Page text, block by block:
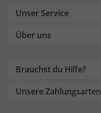
Unser Service
Über uns
Brauchst du Hilfe?
Unsere Zahlungsarten